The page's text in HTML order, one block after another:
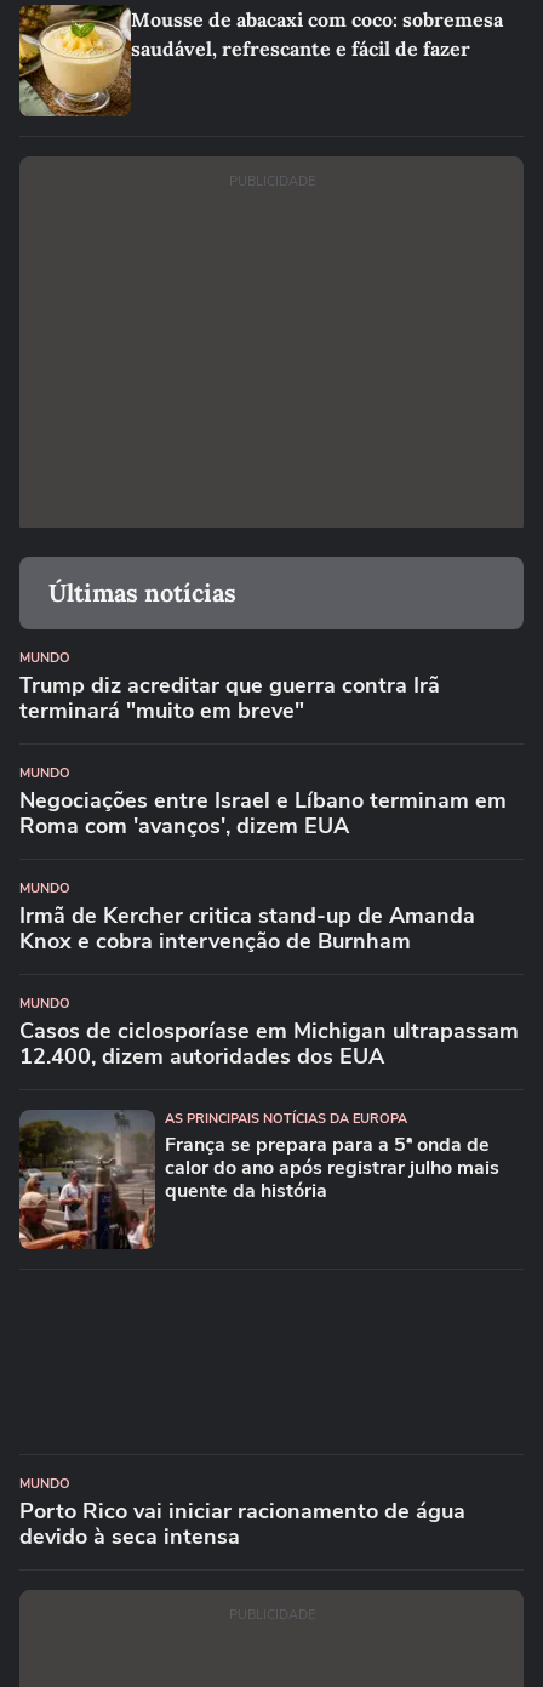
Mousse de abacaxi com coco: sobremesa
saudável, refrescante e fácil de fazer
PUBLICIDADE
Últimas notícias
MUNDO
Trump diz acreditar que guerra contra Irã
terminará "muito em breve"
MUNDO
Negociações entre Israel e Líbano terminam em
Roma com 'avanços', dizem EUA
MUNDO
Irmã de Kercher critica stand-up de Amanda
Knox e cobra intervenção de Burnham
MUNDO
Casos de ciclosporíase em Michigan ultrapassam
12.400, dizem autoridades dos EUA
AS PRINCIPAIS NOTÍCIAS DA EUROPA
França se prepara para a 5ª onda de
calor do ano após registrar julho mais
quente da história
MUNDO
Porto Rico vai iniciar racionamento de água
devido à seca intensa
PUBLICIDADE